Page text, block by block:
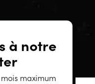
à notre
maximum